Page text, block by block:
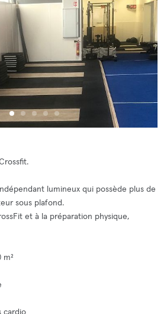
lumineux qui possède plus de
sous plafond.
et à la préparation physique,
m²
cardio